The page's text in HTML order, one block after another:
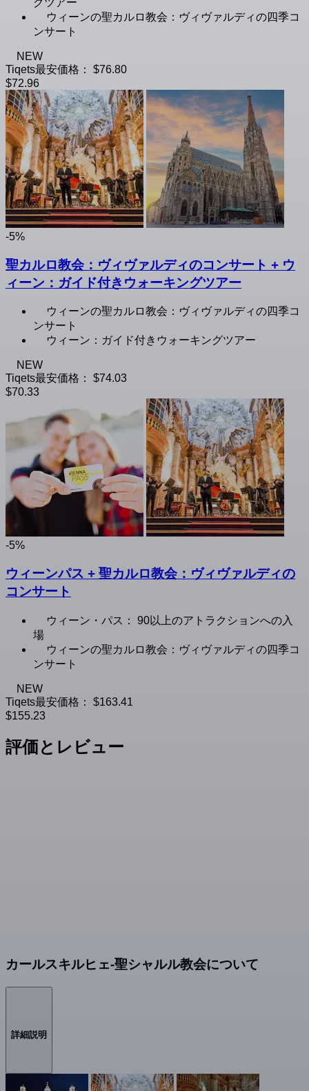
ウィーンの聖カルロ教会：ヴィヴァルディの四季コ
ンサート
NEW
Tiqets最安価格：
$76.80
$72.96
-5%
聖カルロ教会：ヴィヴァルディのコンサート + ウ
ィーン：ガイド付きウォーキングツアー
ウィーンの聖カルロ教会：ヴィヴァルディの四季コ
ンサート
ウィーン：ガイド付きウォーキングツアー
NEW
Tiqets最安価格：
$74.03
$70.33
-5%
ウィーンパス + 聖カルロ教会：ヴィヴァルディの
コンサート
ウィーン・パス： 90以上のアトラクションへの入
場
ウィーンの聖カルロ教会：ヴィヴァルディの四季コ
ンサート
NEW
Tiqets最安価格：
$163.41
$155.23
評価とレビュー
カールスキルヒェ-聖シャルル教会について
詳細説明